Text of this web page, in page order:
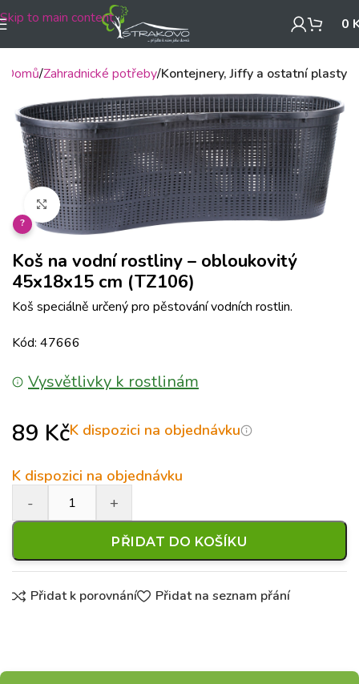
Skip to main content 0
Domů Zahradnické potřeby Kontejnery, Jiffy a ostatní plasty
Klikněte pro zvětšení
?
Koš na vodní rostliny – obloukovitý
45x18x15 cm (TZ106)
Koš speciálně určený pro pěstování vodních rostlin.
Kód: 47666
Vysvětlivky k rostlinám
89 KčK dispozici na objednávku
K dispozici na objednávku
PŘIDAT DO KOŠÍKU
Přidat k porovnání Přidat na seznam přání